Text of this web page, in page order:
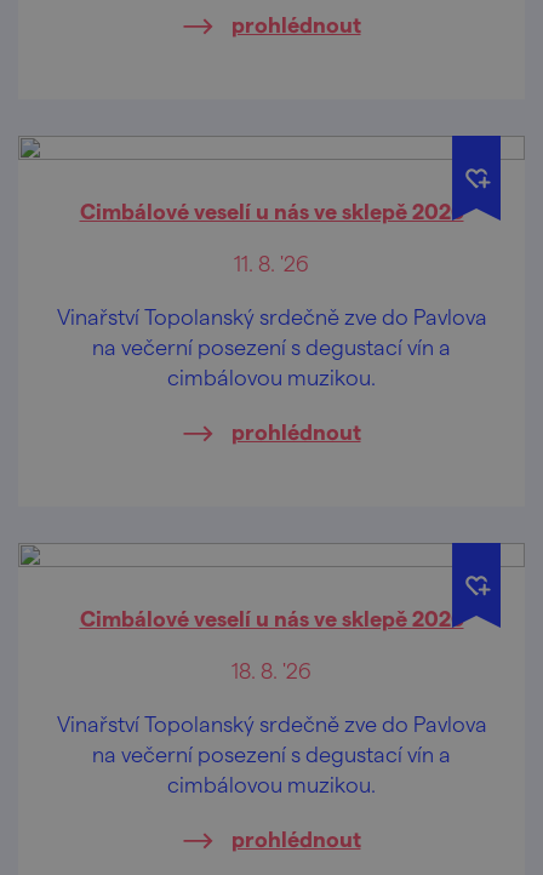
přežití našich předků.
prohlédnout
Cimbálové veselí u nás ve sklepě 2026
11. 8. '26
Vinařství Topolanský srdečně zve do Pavlova
na večerní posezení s degustací vín a
cimbálovou muzikou.
prohlédnout
Cimbálové veselí u nás ve sklepě 2026
18. 8. '26
Vinařství Topolanský srdečně zve do Pavlova
na večerní posezení s degustací vín a
cimbálovou muzikou.
prohlédnout